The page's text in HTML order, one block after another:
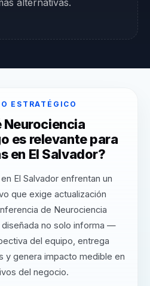
ESTRATÉGICO
Neurociencia
es relevante para
en El Salvador?
El Salvador enfrentan un
que exige actualización
de Neurociencia
no solo informa —
del equipo, entrega
y genera impacto medible en
del negocio.